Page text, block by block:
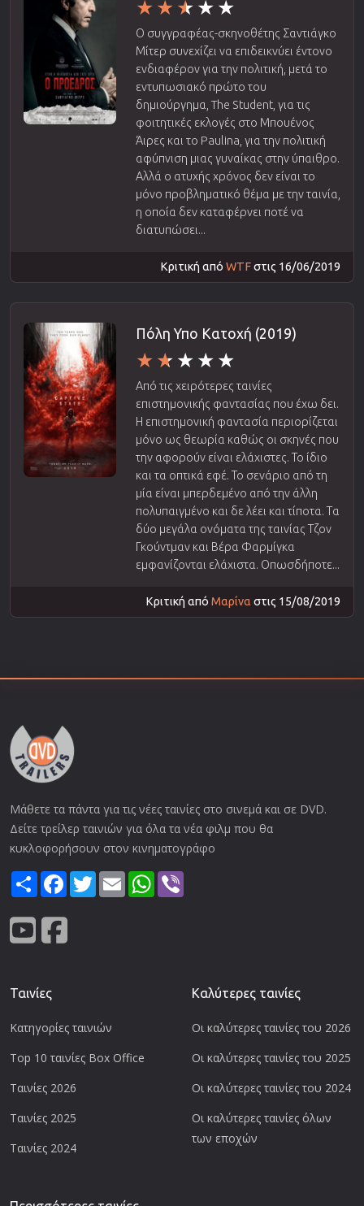
Ο συγγραφέας-σκηνοθέτης Σαντιάγκο
Μίτερ συνεχίζει να επιδεικνύει έντονο
ενδιαφέρον για την πολιτική, μετά το
εντυπωσιακό πρώτο του
δημιούργημα, The Student, για τις
φοιτητικές εκλογές στο Μπουένος
Άιρες και το Paulina, για την πολιτική
αφύπνιση μιας γυναίκας στην ύπαιθρο.
Αλλά ο ατυχής χρόνος δεν είναι το
μόνο προβληματικό θέμα με την ταινία,
η οποία δεν καταφέρνει ποτέ να
διατυπώσει...
Κριτική από WTFστις 16/06/2019
Πόλη Υπο Κατοχή (2019)
Από τις χειρότερες ταινίες
επιστημονικής φαντασίας που έχω δει.
Η επιστημονική φαντασία περιορίζεται
μόνο ως θεωρία καθώς οι σκηνές που
την αφορούν είναι ελάχιστες. Το ίδιο
και τα οπτικά εφέ. Το σενάριο από τη
μία είναι μπερδεμένο από την άλλη
πολυπαιγμένο και δε λέει και τίποτα. Τα
δύο μεγάλα ονόματα της ταινίας Τζον
Γκούντμαν και Βέρα Φαρμίγκα
εμφανίζονται ελάχιστα. Οπωσδήποτε...
Κριτική από Μαρίνα στις 15/08/2019
Μάθετε τα πάντα για τις νέες ταινίες στο σινεμά και σε DVD.
Δείτε τρείλερ ταινιών για όλα τα νέα φιλμ που θα
κυκλοφορήσουν στον κινηματογράφο
ShareFacebook
TwitterEmail WhatsApp
Ταινίες
Κατηγορίες ταινιών
Top 10 ταινίες Box Office
Ταινίες 2026
Ταινίες 2025
Ταινίες 2024
Καλύτερες ταινίες
Οι καλύτερες ταινίες του 2026
Οι καλύτερες ταινίες του 2025
Οι καλύτερες ταινίες του 2024
Οι καλύτερες ταινίες όλων
των εποχών